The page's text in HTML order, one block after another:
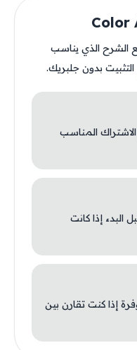
الشرح الذي يناسب
بدون جلبريك.
المناسب
البدء إذا كانت
إذا كنت تقارن بين